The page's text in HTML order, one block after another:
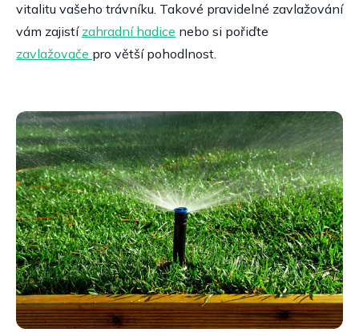
vitalitu vašeho trávníku. Takové pravidelné zavlažování
vám zajistí zahradní hadice nebo si pořiďte
zavlažovače pro větší pohodlnost.